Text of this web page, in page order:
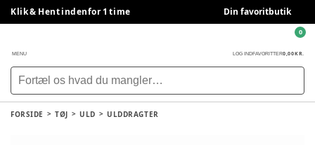
Klik & Hent indenfor 1 time Din favoritbutik
MENU LOG INDFAVORITTER0,00 KR.
0
FORSIDE TØJ ULD ULDDRAGTER